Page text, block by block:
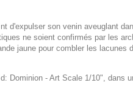
d'expulser son venin aveuglant
ne soient confirmés par les
jaune pour combler les lacunes
Dominion - Art Scale 1/10", dans